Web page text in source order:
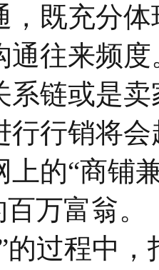
，既充分
通往来频
系链或是
行行销将
上的“商铺
万富翁。
的过程中